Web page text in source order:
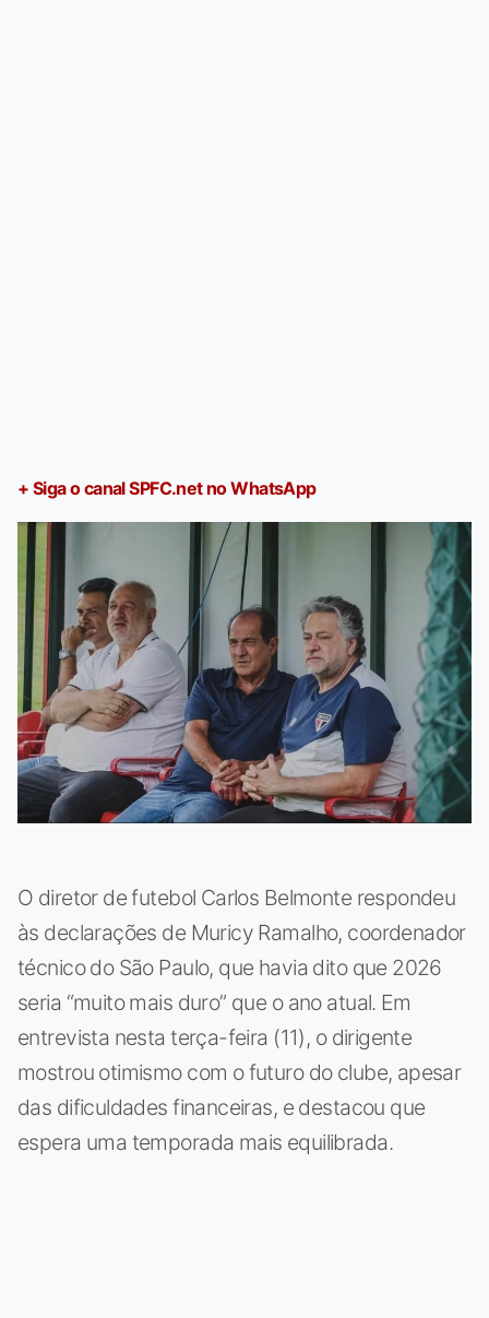
+ Siga o canal SPFC.net no WhatsApp
O diretor de futebol Carlos Belmonte respondeu
às declarações de Muricy Ramalho, coordenador
técnico do São Paulo, que havia dito que 2026
seria “muito mais duro” que o ano atual. Em
entrevista nesta terça-feira (11), o dirigente
mostrou otimismo com o futuro do clube, apesar
das dificuldades financeiras, e destacou que
espera uma temporada mais equilibrada.